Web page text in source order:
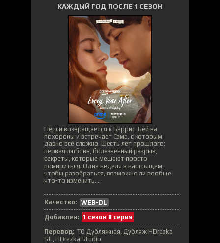
КАЖДЫЙ ГОД ПОСЛЕ 1 СЕЗОН
Перси возвращается в Баррис-Бей на
похороны и встречает Сэма, с которым
давно всё сложно. Шесть лет прошлого:
первая любовь, болезненный разрыв,
секреты, которые мешают просто
помириться. Одна неделя в настоящем,
чтобы разобраться, возможно ли вообще
что-то изменить....
Качество: WEB-DL
Добавлен: 1 сезон 8 серия
Перевод: ТО Дубляжная, Дубляж HDrezka
St., HDrezka Studio